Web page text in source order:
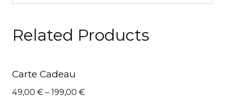
Related Products
Carte Cadeau
49,00 € –199,00 €